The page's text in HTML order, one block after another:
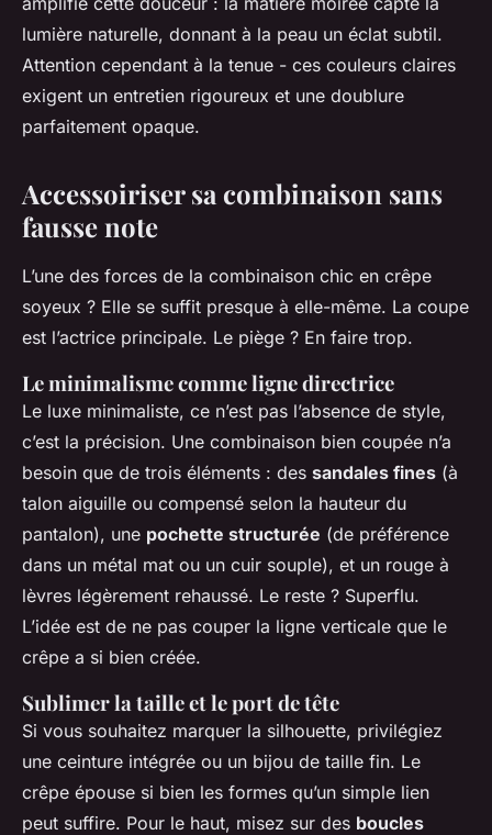
lumière naturelle, donnant à la peau un éclat subtil.
Attention cependant à la tenue - ces couleurs claires
exigent un entretien rigoureux et une doublure
parfaitement opaque.
Accessoiriser sa combinaison sans
fausse note
L’une des forces de la combinaison chic en crêpe
soyeux ? Elle se suffit presque à elle-même. La coupe
est l’actrice principale. Le piège ? En faire trop.
Le minimalisme comme ligne directrice
Le luxe minimaliste, ce n’est pas l’absence de style,
c’est la précision. Une combinaison bien coupée n’a
besoin que de trois éléments : des sandales fines (à
talon aiguille ou compensé selon la hauteur du
pantalon), une pochette structurée (de préférence
dans un métal mat ou un cuir souple), et un rouge à
lèvres légèrement rehaussé. Le reste ? Superflu.
L’idée est de ne pas couper la ligne verticale que le
crêpe a si bien créée.
Sublimer la taille et le port de tête
Si vous souhaitez marquer la silhouette, privilégiez
une ceinture intégrée ou un bijou de taille fin. Le
crêpe épouse si bien les formes qu’un simple lien
peut suffire. Pour le haut, misez sur des boucles